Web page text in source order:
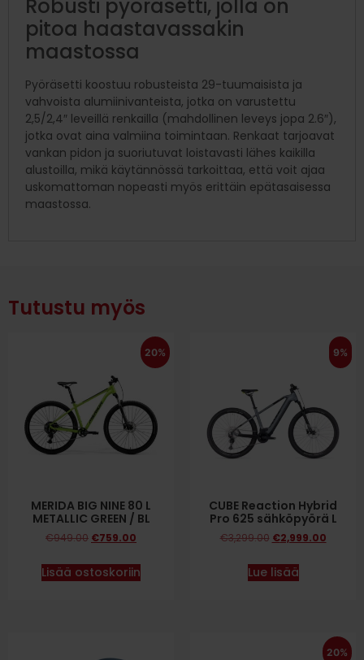
Robusti pyöräsetti, jolla on
pitoa haastavassakin
maastossa
Pyöräsetti koostuu robusteista 29-tuumaisista ja
vahvoista alumiinivanteista, jotka on varustettu
2,5/2,4″ leveillä renkailla (mahdollinen leveys jopa 2.6″),
jotka ovat aina valmiina toimintaan. Renkaat tarjoavat
vankan pidon ja suoriutuvat loistavasti lähes kaikilla
alustoilla, mikä käytännössä tarkoittaa, että voit ajaa
uskomattoman nopeasti myös erittäin epätasaisessa
maastossa.
Tutustu myös
20%
MERIDA BIG NINE 80 L
METALLIC GREEN / BL
€949.00 €759.00
Lisää ostoskoriin
9%
CUBE Reaction Hybrid
Pro 625 sähköpyörä L
€3,299.00 €2,999.00
Lue lisää
20%